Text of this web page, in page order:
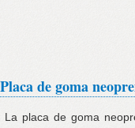
Placa de goma
La placa de goma